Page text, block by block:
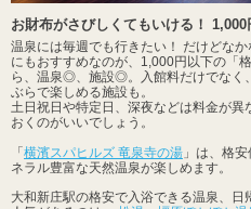
お財布がさびしくてもいける！
温泉には毎週でも行きたい！ だけどな
にもおすすめなのが、1,000円以下の「
ら、温泉◎、施設◎。入館料だけでなく
ぶらで楽しめる施設も。
土日祝日や特定日、深夜などは料金が
おくのがいいでしょう。
「 横濱スパヒルズ 竜泉寺の湯 」は、格
ネラル豊富な天然温泉が楽しめます。
大和新庄駅の格安で入浴できる温泉、